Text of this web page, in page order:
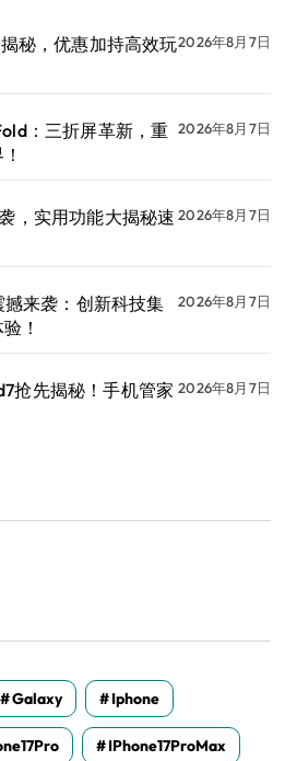
秘，优惠加持高效玩2026年8月7日
：三折屏革新，重 2026年8月7日
，实用功能大揭秘速 2026年8月7日
来袭：创新科技集
！
2026年8月7日
抢先揭秘！手机管家 2026年8月7日
Galaxy Iphone
IPhone17ProMax